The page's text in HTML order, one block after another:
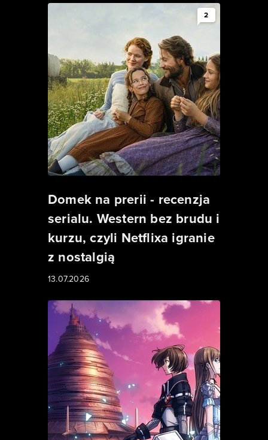
2
Domek na prerii - recenzja
serialu. Western bez brudu i
kurzu, czyli Netflixa igranie
z nostalgią
13.07.2026